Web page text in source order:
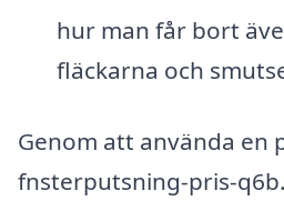
hur man får bort
fläckarna och
Genom att använda en
fnsterputsning-pris-